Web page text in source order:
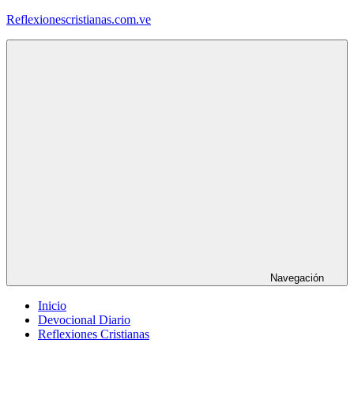
Saltar
Reflexionescristianas.com.ve
Navegación
Inicio
Devocional Diario
Reflexiones Cristianas